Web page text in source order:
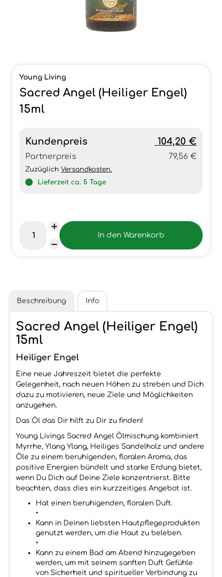
Young Living
Sacred Angel (Heiliger Engel)
15ml
Kundenpreis 104,20 €
Partnerpreis 79,56 €
Zuzüglich Versandkosten.
Lieferzeit ca. 5 Tage
Beschreibung Info
Sacred Angel (Heiliger Engel)
15ml
Heiliger Engel
Eine neue Jahreszeit bietet die perfekte
Gelegenheit, nach neuen Höhen zu streben und Dich
dazu zu motivieren, neue Ziele und Möglichkeiten
anzugehen.
Das Öl das Dir hilft zu Dir zu finden!
Young Livings Sacred Angel Ölmischung kombiniert
Myrrhe, Ylang Ylang, Heiliges Sandelholz und andere
Öle zu einem beruhigenden, floralen Aroma, das
positive Energien bündelt und starke Erdung bietet,
wenn Du Dich auf Deine Ziele konzentrierst. Bitte
beachten, dass dies ein kurzzeitiges Angebot ist.
Hat einen beruhigenden, floralen Duft.
•
Kann in Deinen liebsten Hautpflegeprodukten
genutzt werden, um die Haut zu beleben.
•
Kann zu einem Bad am Abend hinzugegeben
werden, um mit seinem sanften Duft Gefühle
von Sicherheit und spiritueller Verbindung zu